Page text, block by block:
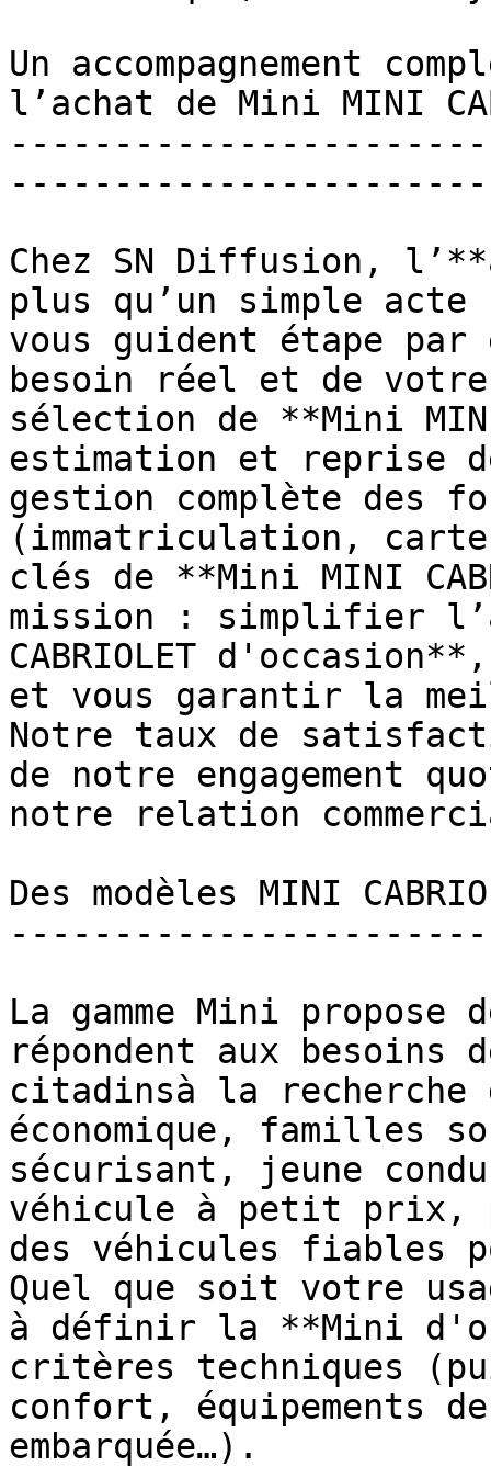
Un accompagnement
l’achat de Mini MINI
Chez SN Diffusion,
plus qu’un simple
vous guident étape
besoin réel et de
sélection de **Mini
estimation et reprise
gestion complète des
(immatriculation,
clés de **Mini MINI
mission : simplifier
CABRIOLET
et vous garantir la
Notre taux de
de notre engagement
notre relation
Des modèles MINI
La gamme Mini
répondent aux besoins
citadinsà la recherche
économique, familles
sécurisant, jeune
véhicule à petit prix,
des véhicules fiables
Quel que soit votre
à définir la **Mini
critères techniques
confort, équipements
embarquée…).